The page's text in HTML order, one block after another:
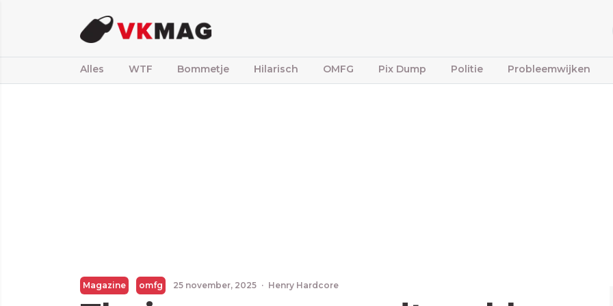
Alles WTF Bommetje Hilarisch OMFG Pix Dump Politie Probleemwijken
Magazine omfg 25 november, 2025 · Henry Hardcore